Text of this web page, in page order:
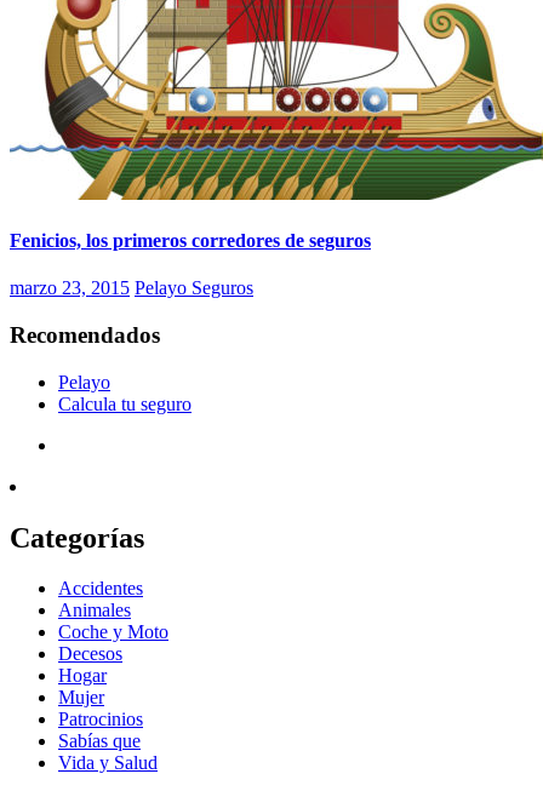
Fenicios, los primeros corredores de seguros
marzo 23, 2015 Pelayo Seguros
Recomendados
Pelayo
Calcula tu seguro
Categorías
Accidentes
Animales
Coche y Moto
Decesos
Hogar
Mujer
Patrocinios
Sabías que
Vida y Salud